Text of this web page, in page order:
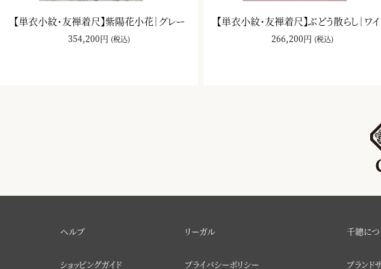
【単衣小紋・友禅着尺】紫陽花小花｜グレー
354,200円 (税込)
【単衣小紋・友禅着尺】ぶどう散らし｜ワ
266,200円 (税込)
ヘルプ
ショッピングガイド
リーガル
プライバシーポリシー
千總に
ブランド